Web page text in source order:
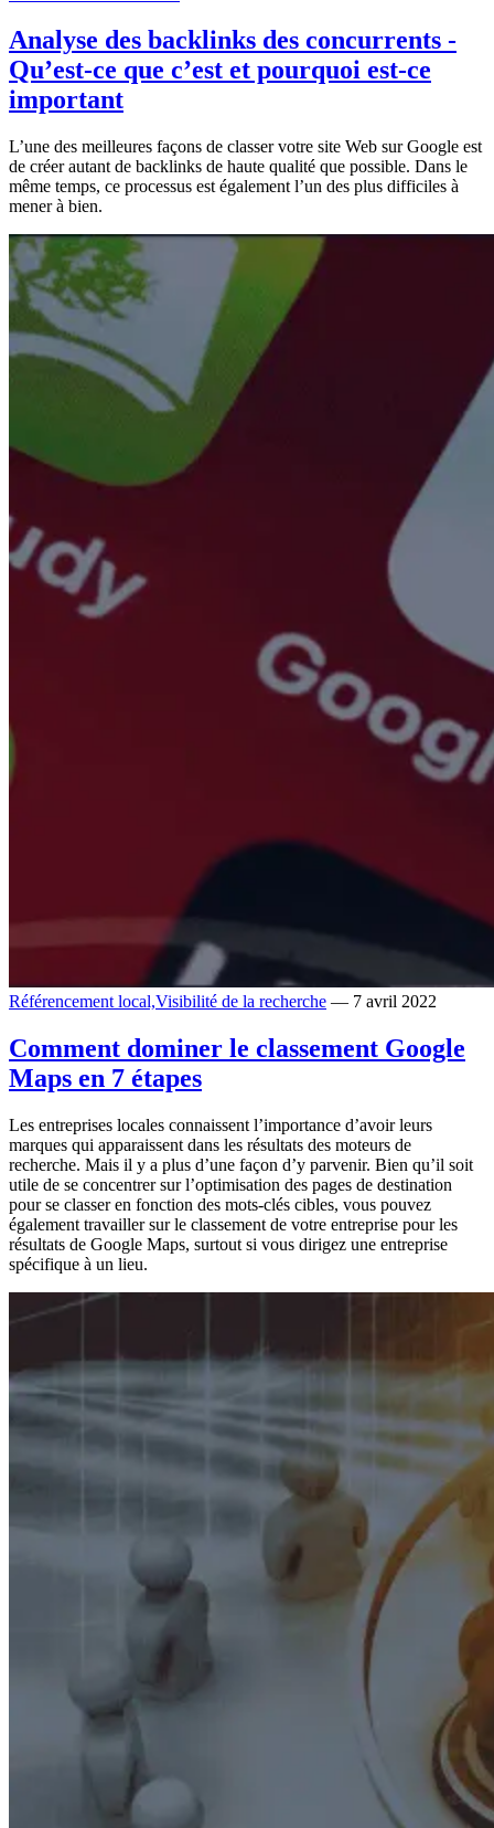
Analyse des backlinks des concurrents -
Qu’est-ce que c’est et pourquoi est-ce
important
L’une des meilleures façons de classer votre site Web sur Google est
de créer autant de backlinks de haute qualité que possible. Dans le
même temps, ce processus est également l’un des plus difficiles à
mener à bien.
Référencement local,Visibilité de la recherche — 7 avril 2022
Comment dominer le classement Google
Maps en 7 étapes
Les entreprises locales connaissent l’importance d’avoir leurs
marques qui apparaissent dans les résultats des moteurs de
recherche. Mais il y a plus d’une façon d’y parvenir. Bien qu’il soit
utile de se concentrer sur l’optimisation des pages de destination
pour se classer en fonction des mots-clés cibles, vous pouvez
également travailler sur le classement de votre entreprise pour les
résultats de Google Maps, surtout si vous dirigez une entreprise
spécifique à un lieu.